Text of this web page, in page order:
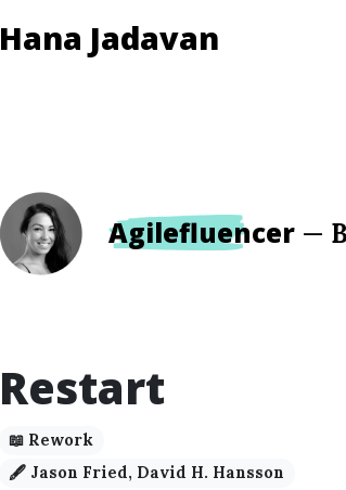
Hana Jadavan
Agilefluencer —
Restart
📖 Rework
🖋️ Jason Fried, David H. Hansson